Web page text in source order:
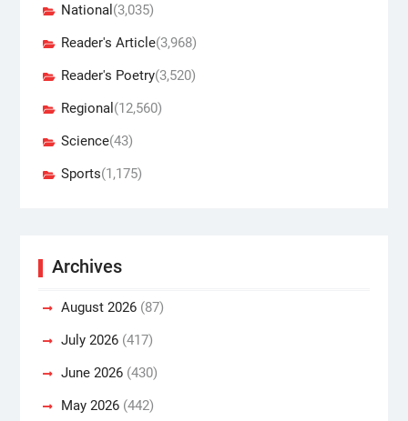
National (3,035)
Reader's Article(3,968)
Reader's Poetry(3,520)
Regional (12,560)
Science(43)
Sports(1,175)
Archives
August 2026(87)
July 2026(417)
June 2026(430)
May 2026(442)